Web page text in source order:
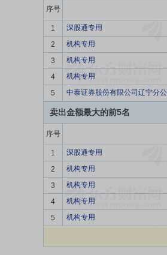
序号
1 深股通专用
2
机构专用
3
机构专用
4
机构专用
5
中泰证券股份有限公司辽宁分公
卖出金额最大的前5名
序号
1 深股通专用
2
机构专用
3
机构专用
4
机构专用
5
机构专用